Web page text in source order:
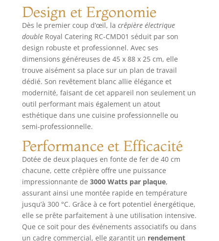
diamètre de 40 cm
- Plaque de
cuisson en fonte
d'acier Structure
en acier
inoxydable - incl.
Répartisseur à
pâte Dimensions
(Lxlxh) 48 x 45 x
23,50 cm - Poids 14
kg - Dimensions
d'envoi (Lxlxh)
cm - Poids
d'expédition 16,50
kg
Design et Ergonomie
Dès le premier coup d’œil, la crêpière électrique
doubleRoyal Catering RC-CMD01 séduit par son
design robuste et professionnel. Avec ses
dimensions généreuses de 45 x 88 x 25 cm, elle
trouve aisément sa place sur un plan de travail
dédié. Son revêtement blanc allie élégance et
modernité, faisant de cet appareil non seulement un
outil performant mais également un atout
esthétique dans une cuisine professionnelle ou
semi-professionnelle.
Performance et Efficacité
Dotée de deux plaques en fonte de fer de 40 cm
chacune, cette crêpière offre une puissance
impressionnante de 3000 Watts par plaque,
assurant ainsi une montée rapide en température
jusqu’à 300 °C. Grâce à ce fort potentiel énergétique,
elle se prête parfaitement à une utilisation intensive.
Que ce soit pour des événements associatifs ou dans
un cadre commercial, elle garantit un rendement